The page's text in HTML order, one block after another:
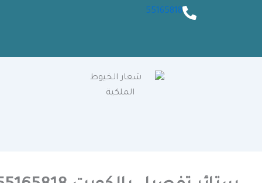
55165818